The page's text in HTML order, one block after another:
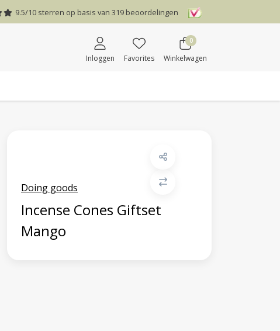
9.5/10 sterren op basis van 319 beoordelingen
Inloggen Favorites
0
Winkelwagen
Doing goods
Incense Cones Giftset
Mango